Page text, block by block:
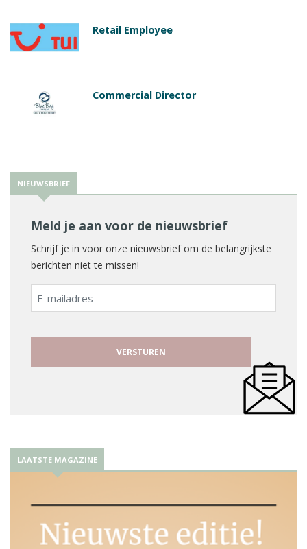
Retail Employee
Commercial Director
NIEUWSBRIEF
Meld je aan voor de nieuwsbrief
Schrijf je in voor onze nieuwsbrief om de belangrijkste
berichten niet te missen!
E-
mailadres
LAATSTE MAGAZINE